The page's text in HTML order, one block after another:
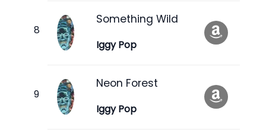
Something Wild
Iggy Pop
Neon Forest
Iggy Pop